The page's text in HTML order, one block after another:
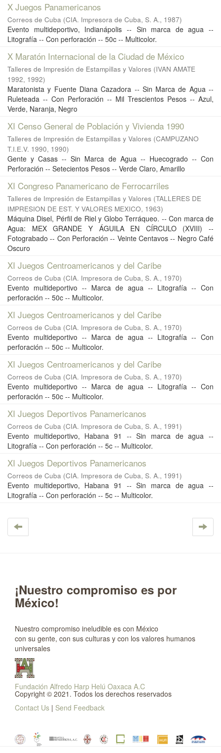
X Juegos Panamericanos
Correos de Cuba (CIA. Impresora de Cuba, S. A., 1987)
Evento multideportivo, Indianápolis -- Sin marca de agua --
Litografía -- Con perforación -- 50c -- Multicolor.
X Maratón Internacional de la Ciudad de México
Talleres de Impresión de Estampillas y Valores (IVAN AMATE
1992, 1992)
Maratonista y Fuente Diana Cazadora -- Sin Marca de Agua --
Ruleteada -- Con Perforación -- Mil Trescientos Pesos -- Azul,
Verde, Naranja, Negro
XI Censo General de Población y Vivienda 1990
Talleres de Impresión de Estampillas y Valores (CAMPUZANO
T.I.E.V. 1990, 1990)
Gente y Casas -- Sin Marca de Agua -- Huecogrado -- Con
Perforación -- Setecientos Pesos -- Verde Claro, Amarillo
XI Congreso Panamericano de Ferrocarriles
Talleres de Impresión de Estampillas y Valores (TALLERES DE
IMPRESION DE EST. Y VALORES MEXICO, 1963)
Máquina Disel, Pérfil de Riel y Globo Terráqueo. -- Con marca de
Agua: MEX GRANDE Y ÁGUILA EN CÍRCULO (XVIII) --
Fotograbado -- Con Perforación -- Veinte Centavos -- Negro Café
Oscuro
XI Juegos Centroamericanos y del Caribe
Correos de Cuba (CIA. Impresora de Cuba, S. A., 1970)
Evento multideportivo -- Marca de agua -- Litografía -- Con
perforación -- 50c -- Multicolor.
XI Juegos Centroamericanos y del Caribe
Correos de Cuba (CIA. Impresora de Cuba, S. A., 1970)
Evento multideportivo -- Marca de agua -- Litografía -- Con
perforación -- 50c -- Multicolor.
XI Juegos Centroamericanos y del Caribe
Correos de Cuba (CIA. Impresora de Cuba, S. A., 1970)
Evento multideportivo -- Marca de agua -- Litografía -- Con
perforación -- 50c -- Multicolor.
XI Juegos Deportivos Panamericanos
Correos de Cuba (CIA. Impresora de Cuba, S. A., 1991)
Evento multideportivo, Habana 91 -- Sin marca de agua --
Litografía -- Con perforación -- 5c -- Multicolor.
XI Juegos Deportivos Panamericanos
Correos de Cuba (CIA. Impresora de Cuba, S. A., 1991)
Evento multideportivo, Habana 91 -- Sin marca de agua --
Litografía -- Con perforación -- 5c -- Multicolor.
¡Nuestro compromiso es por
México!
Nuestro compromiso ineludible es con México
con su gente, con sus culturas y con los valores humanos
universales
Fundación Alfredo Harp Helú Oaxaca A.C
Copyright © 2021. Todos los derechos reservados
Contact Us | Send Feedback